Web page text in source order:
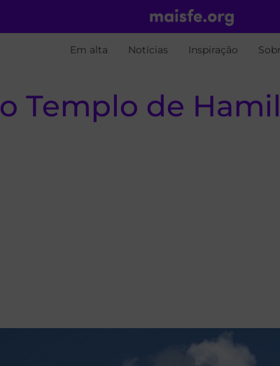
Em alta Notícias Inspiração
Templo de